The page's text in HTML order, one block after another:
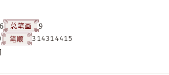
6 总笔画
9
笔顺
314314415